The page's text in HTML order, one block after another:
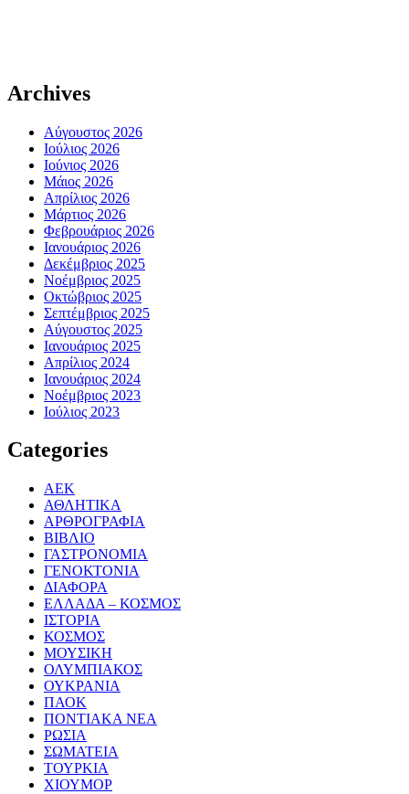
Archives
Αύγουστος 2026
Ιούλιος 2026
Ιούνιος 2026
Μάιος 2026
Απρίλιος 2026
Μάρτιος 2026
Φεβρουάριος 2026
Ιανουάριος 2026
Δεκέμβριος 2025
Νοέμβριος 2025
Οκτώβριος 2025
Σεπτέμβριος 2025
Αύγουστος 2025
Ιανουάριος 2025
Απρίλιος 2024
Ιανουάριος 2024
Νοέμβριος 2023
Ιούλιος 2023
Categories
ΑΕΚ
ΑΘΛΗΤΙΚΑ
ΑΡΘΡΟΓΡΑΦΙΑ
ΒΙΒΛΙΟ
ΓΑΣΤΡΟΝΟΜΙΑ
ΓΕΝΟΚΤΟΝΙΑ
ΔΙΑΦΟΡΑ
ΕΛΛΑΔΑ – ΚΟΣΜΟΣ
ΙΣΤΟΡΙΑ
ΚΟΣΜΟΣ
ΜΟΥΣΙΚΗ
ΟΛΥΜΠΙΑΚΟΣ
ΟΥΚΡΑΝΙΑ
ΠΑΟΚ
ΠΟΝΤΙΑΚΑ ΝΕΑ
ΡΩΣΙΑ
ΣΩΜΑΤΕΙΑ
ΤΟΥΡΚΙΑ
ΧΙΟΥΜΟΡ